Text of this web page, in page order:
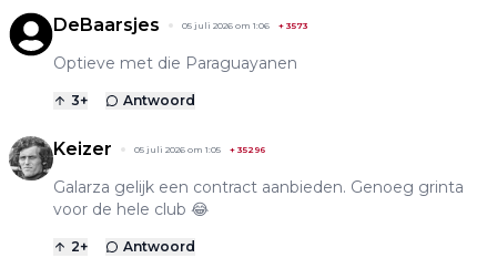
DeBaarsjes 05 juli 2026 om 1:06 + 3573
Optieve met die Paraguayanen
3+ Antwoord
Keizer 05 juli 2026 om 1:05 + 35296
Galarza gelijk een contract aanbieden. Genoeg grinta
voor de hele club 😂
2+ Antwoord